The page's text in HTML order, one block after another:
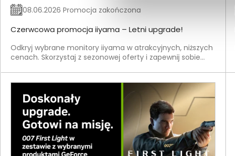
08.06.2026 Promocja zakończona
Czerwcowa promocja iiyama – Letni upgrade!
Odkryj wybrane monitory iiyama w atrakcyjnych, niższych
cenach. Skorzystaj z sezonowej oferty i zapewnij sobie